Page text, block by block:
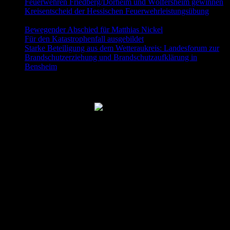
Feuerwehren Friedberg/Dorheim und Wölfersheim gewinnen
Kreisentscheid der Hessischen Feuerwehrleistungsübung
Bewegender Abschied für Matthias Nickel
Für den Katastrophenfall ausgebildet
Starke Beteiligung aus dem Wetteraukreis: Landesforum zur
Brandschutzerziehung und Brandschutzaufklärung in
Bensheim